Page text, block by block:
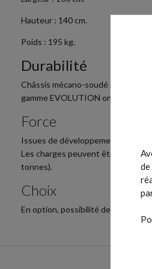
Hauteur : 140 cm.
Poids : 195 kg.
Durabilité
Châssis mécano-soudé avec
gamme EVOLUTION ont été
Force
Issues de développements
Les charges peuvent être
tonnes).
Choix
En option, possibilité de choisir